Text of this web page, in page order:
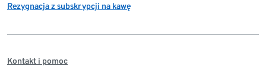
Rezygnacja z subskrypcji na kawę
Kontakt i pomoc